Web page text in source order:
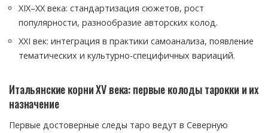
XIX–XX века: стандартизация сюжетов, рост
популярности, разнообразие авторских колод.
XXI век: интеграция в практики самоанализа, появление
тематических и культурно-специфичных вариаций.
Итальянские корни XV века: первые колоды тарокки и их
назначение
Первые достоверные следы таро ведут в Северную